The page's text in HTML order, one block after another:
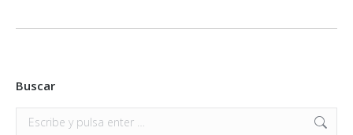
Buscar
Buscar: